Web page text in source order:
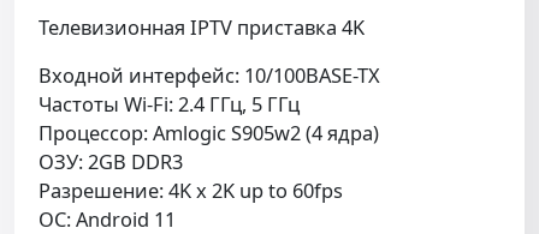
Телевизионная IPTV приставка 4K
Входной интерфейс: 10/100BASE-TX
Частоты Wi-Fi: 2.4 ГГц, 5 ГГц
Процессор: Amlogic S905w2 (4 ядра)
ОЗУ: 2GB DDR3
Разрешение: 4K x 2K up to 60fps
ОС: Android 11